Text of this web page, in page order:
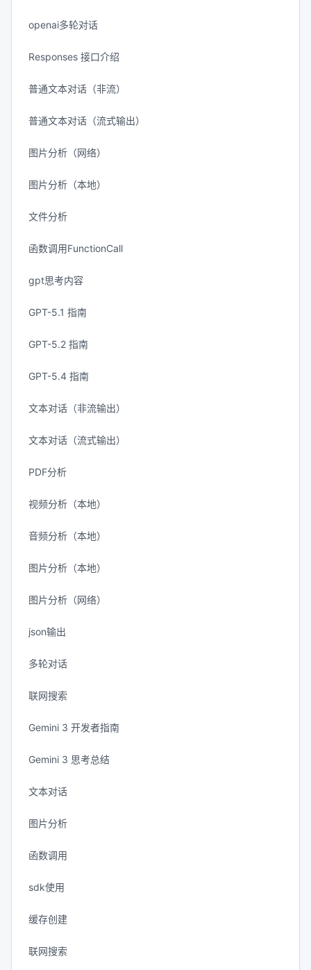
openai多轮对话
Responses 接口介绍
普通文本对话（非流）
普通文本对话（流式输出）
图片分析（网络）
图片分析（本地）
文件分析
函数调用FunctionCall
gpt思考内容
GPT-5.1 指南
GPT-5.2 指南
GPT-5.4 指南
文本对话（非流输出）
文本对话（流式输出）
PDF分析
视频分析（本地）
音频分析（本地）
图片分析（本地）
图片分析（网络）
json输出
多轮对话
联网搜索
Gemini 3 开发者指南
Gemini 3 思考总结
文本对话
图片分析
函数调用
sdk使用
缓存创建
联网搜索